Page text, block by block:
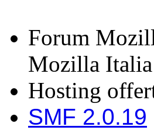
Forum
Mozilla
Hosting
SMF 2.0.19